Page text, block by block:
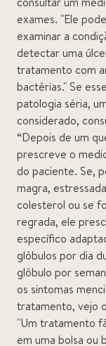
exames. "Ele
examinar a
detectar uma
tratamento com
bactérias." Se
patologia séria,
considerado,
“Depois de um
prescreve o
do paciente. Se,
magra,
colesterol ou se
regrada, ele
específico
glóbulos por dia
glóbulo por
os sintomas
tratamento, vejo
"Um tratamento
em uma bolsa ou